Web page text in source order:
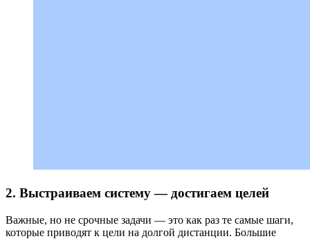
2. Выстраиваем систему — достигаем целей
Важные, но не срочные задачи — это как раз те самые шаги,
которые приводят к цели на долгой дистанции. Большие